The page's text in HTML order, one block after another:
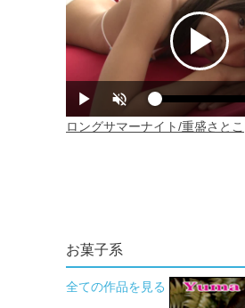
お菓子系
全ての作品を見る